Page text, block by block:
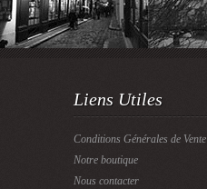
Liens Utiles
Conditions Générales de Vente
Notre boutique
Nous contacter